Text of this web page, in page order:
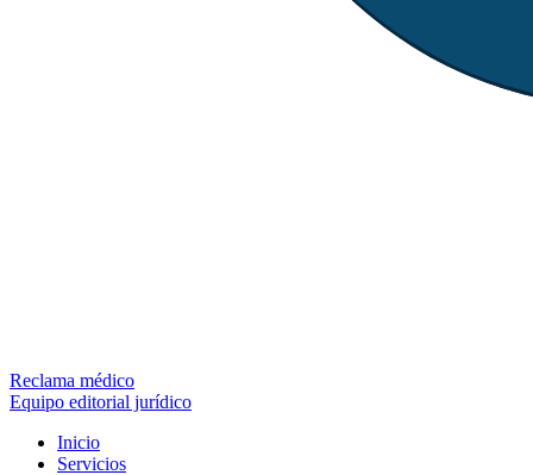
Reclama médico
Equipo editorial jurídico
Inicio
Servicios